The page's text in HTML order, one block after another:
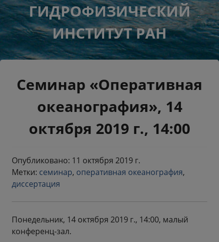
ГИДРОФИЗИЧЕСКИЙ
ИНСТИТУТ РАН
Семинар «Оперативная
океанография», 14
октября 2019 г., 14:00
Опубликовано: 11 октября 2019 г.
Метки: семинар, оперативная океанография,
диссертация
Понедельник, 14 октября 2019 г., 14:00, малый
конференц-зал.